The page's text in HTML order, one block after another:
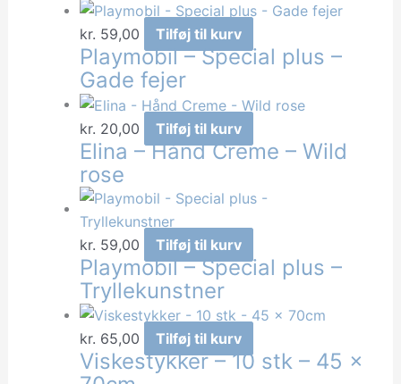
kr. 59,00 Tilføj til kurv
Playmobil – Special plus –
Gade fejer
kr. 20,00 Tilføj til kurv
Elina – Hånd Creme – Wild
rose
kr. 59,00 Tilføj til kurv
Playmobil – Special plus –
Tryllekunstner
kr. 65,00 Tilføj til kurv
Viskestykker – 10 stk – 45 x